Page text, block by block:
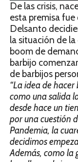
De las crisis,
esta premisa
Delsanto
la situación de
boom de
barbijo
de barbijos
“La idea de
como una salida
desde hace un
por una cuestión
Pandemia, la
decidimos
Además, como la